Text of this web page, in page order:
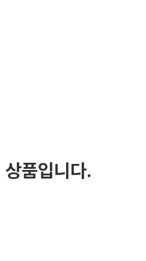
상품입니다.